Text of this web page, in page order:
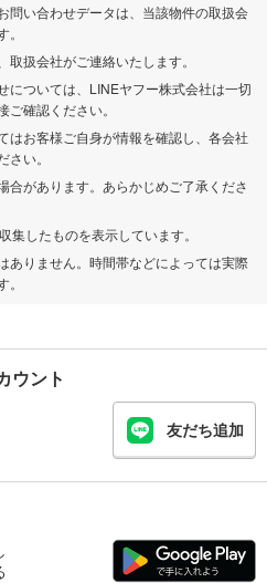
問い合わせデータは、当該物件の取扱会
扱会社がご連絡いたします。
については、LINEヤフー株式会社は一切
確認ください。
はお客様ご自身が情報を確認し、各会社
い。
合があります。あらかじめご了承くださ
集したものを表示しています。
ありません。時間帯などによっては実際
ウント
友だち追加